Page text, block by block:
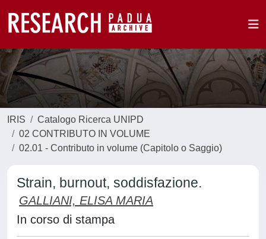
IRIS
Catalogo Ricerca UNIPD
02 CONTRIBUTO IN VOLUME
02.01 - Contributo in volume (Capitolo o Saggio)
Strain, burnout, soddisfazione.
GALLIANI, ELISA MARIA
In corso di stampa